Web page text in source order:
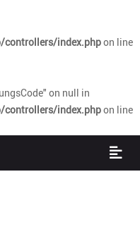
index.phpon line
on null in
index.phpon line